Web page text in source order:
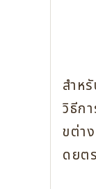
สำห
วิธีก
ขต่า
ดยต